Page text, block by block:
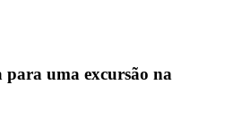
para uma excursão na